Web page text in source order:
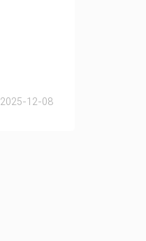
2025-12-08